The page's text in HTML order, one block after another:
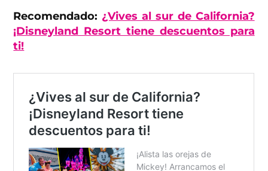
Recomendado: ¿Vives al sur de California?
¡Disneyland Resort tiene descuentos para
ti!